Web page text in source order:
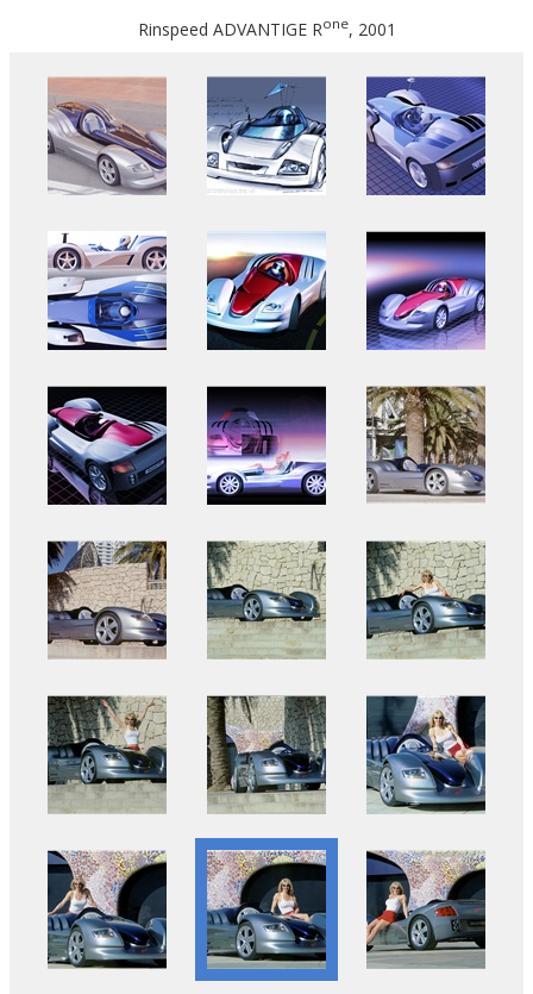
Rinspeed ADVANTIGE Rone, 2001